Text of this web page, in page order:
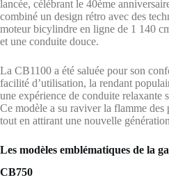
lancée, célébrant le 40ème
combiné un design rétro avec des
moteur bicylindre en ligne de 1 140
et une conduite douce.
La CB1100 a été saluée pour son
facilité d’utilisation, la rendant
une expérience de conduite relaxante
Ce modèle a su raviver la flamme des
tout en attirant une nouvelle
Les modèles emblématiques de la
CB750